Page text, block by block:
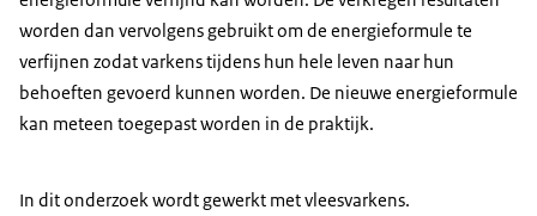
worden dan vervolgens gebruikt om de energieformule te
verfijnen zodat varkens tijdens hun hele leven naar hun
behoeften gevoerd kunnen worden. De nieuwe energieformule
kan meteen toegepast worden in de praktijk.
In dit onderzoek wordt gewerkt met vleesvarkens.